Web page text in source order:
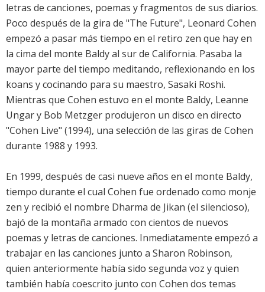
letras de canciones, poemas y fragmentos de sus diarios.
Poco después de la gira de "The Future", Leonard Cohen
empezó a pasar más tiempo en el retiro zen que hay en
la cima del monte Baldy al sur de California. Pasaba la
mayor parte del tiempo meditando, reflexionando en los
koans y cocinando para su maestro, Sasaki Roshi.
Mientras que Cohen estuvo en el monte Baldy, Leanne
Ungar y Bob Metzger produjeron un disco en directo
"Cohen Live" (1994), una selección de las giras de Cohen
durante 1988 y 1993.
En 1999, después de casi nueve años en el monte Baldy,
tiempo durante el cual Cohen fue ordenado como monje
zen y recibió el nombre Dharma de Jikan (el silencioso),
bajó de la montaña armado con cientos de nuevos
poemas y letras de canciones. Inmediatamente empezó a
trabajar en las canciones junto a Sharon Robinson,
quien anteriormente había sido segunda voz y quien
también había coescrito junto con Cohen dos temas